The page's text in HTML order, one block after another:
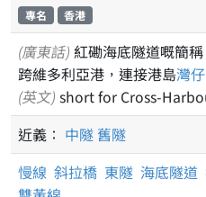
專名 香港
(廣東話) 紅磡海底隧道嘅簡
跨維多利亞港，連接港島灣仔
(英文) short for Cross-
近義： 中隧 舊隧
慢線 斜拉橋 東隧 海底隧道